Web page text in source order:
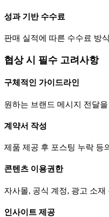
성과 기반 수수료
판매 실적에 따른 수수료 방
협상 시 필수 고려사항
구체적인 가이드라인
원하는 브랜드 메시지 전달
계약서 작성
제품 제공 후 포스팅 누락 등
콘텐츠 이용권한
자사몰, 공식 계정, 광고 소
인사이트 제공